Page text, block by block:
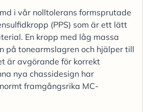
i vår nolltolerans formsprutade
(PPS) som är ett lätt
En kropp med låg massa
på tonearmslagren och hjälper till
är avgörande för korrekt
nya chassidesign har
framgångsrika MC-